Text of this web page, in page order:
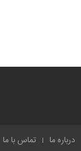
درباره ما تماس با ما